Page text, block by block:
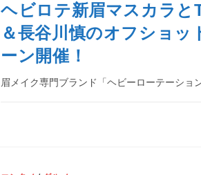
ヘビロテ新眉マスカラと
＆長谷川慎のオフショ
ーン開催！
眉メイク専門ブランド「ヘビーローテーショ